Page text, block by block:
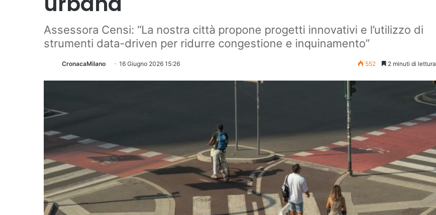
Assessora Censi: “La nostra città propone progetti innovativi e l’utilizzo di
strumenti data-driven per ridurre congestione e inquinamento”
CronacaMilano 16 Giugno 2026 15:26 552 2 minuti di lettura